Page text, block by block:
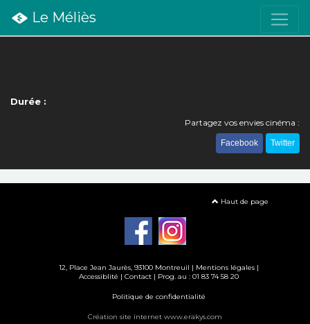
Le Méliès
Durée :
Partagez vos envies cinéma :
Facebook Twitter
Haut de page
12, Place Jean Jaurès, 93100 Montreuil | Mentions légales|
Accessiblité | Contact| Prog. au : 01 83 74 58 20
Politique de confidentialité
Création site internet www.erakys.com